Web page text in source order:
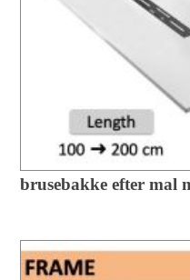
brusebakke efter mal